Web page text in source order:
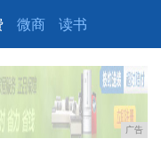
微商 读书
广告